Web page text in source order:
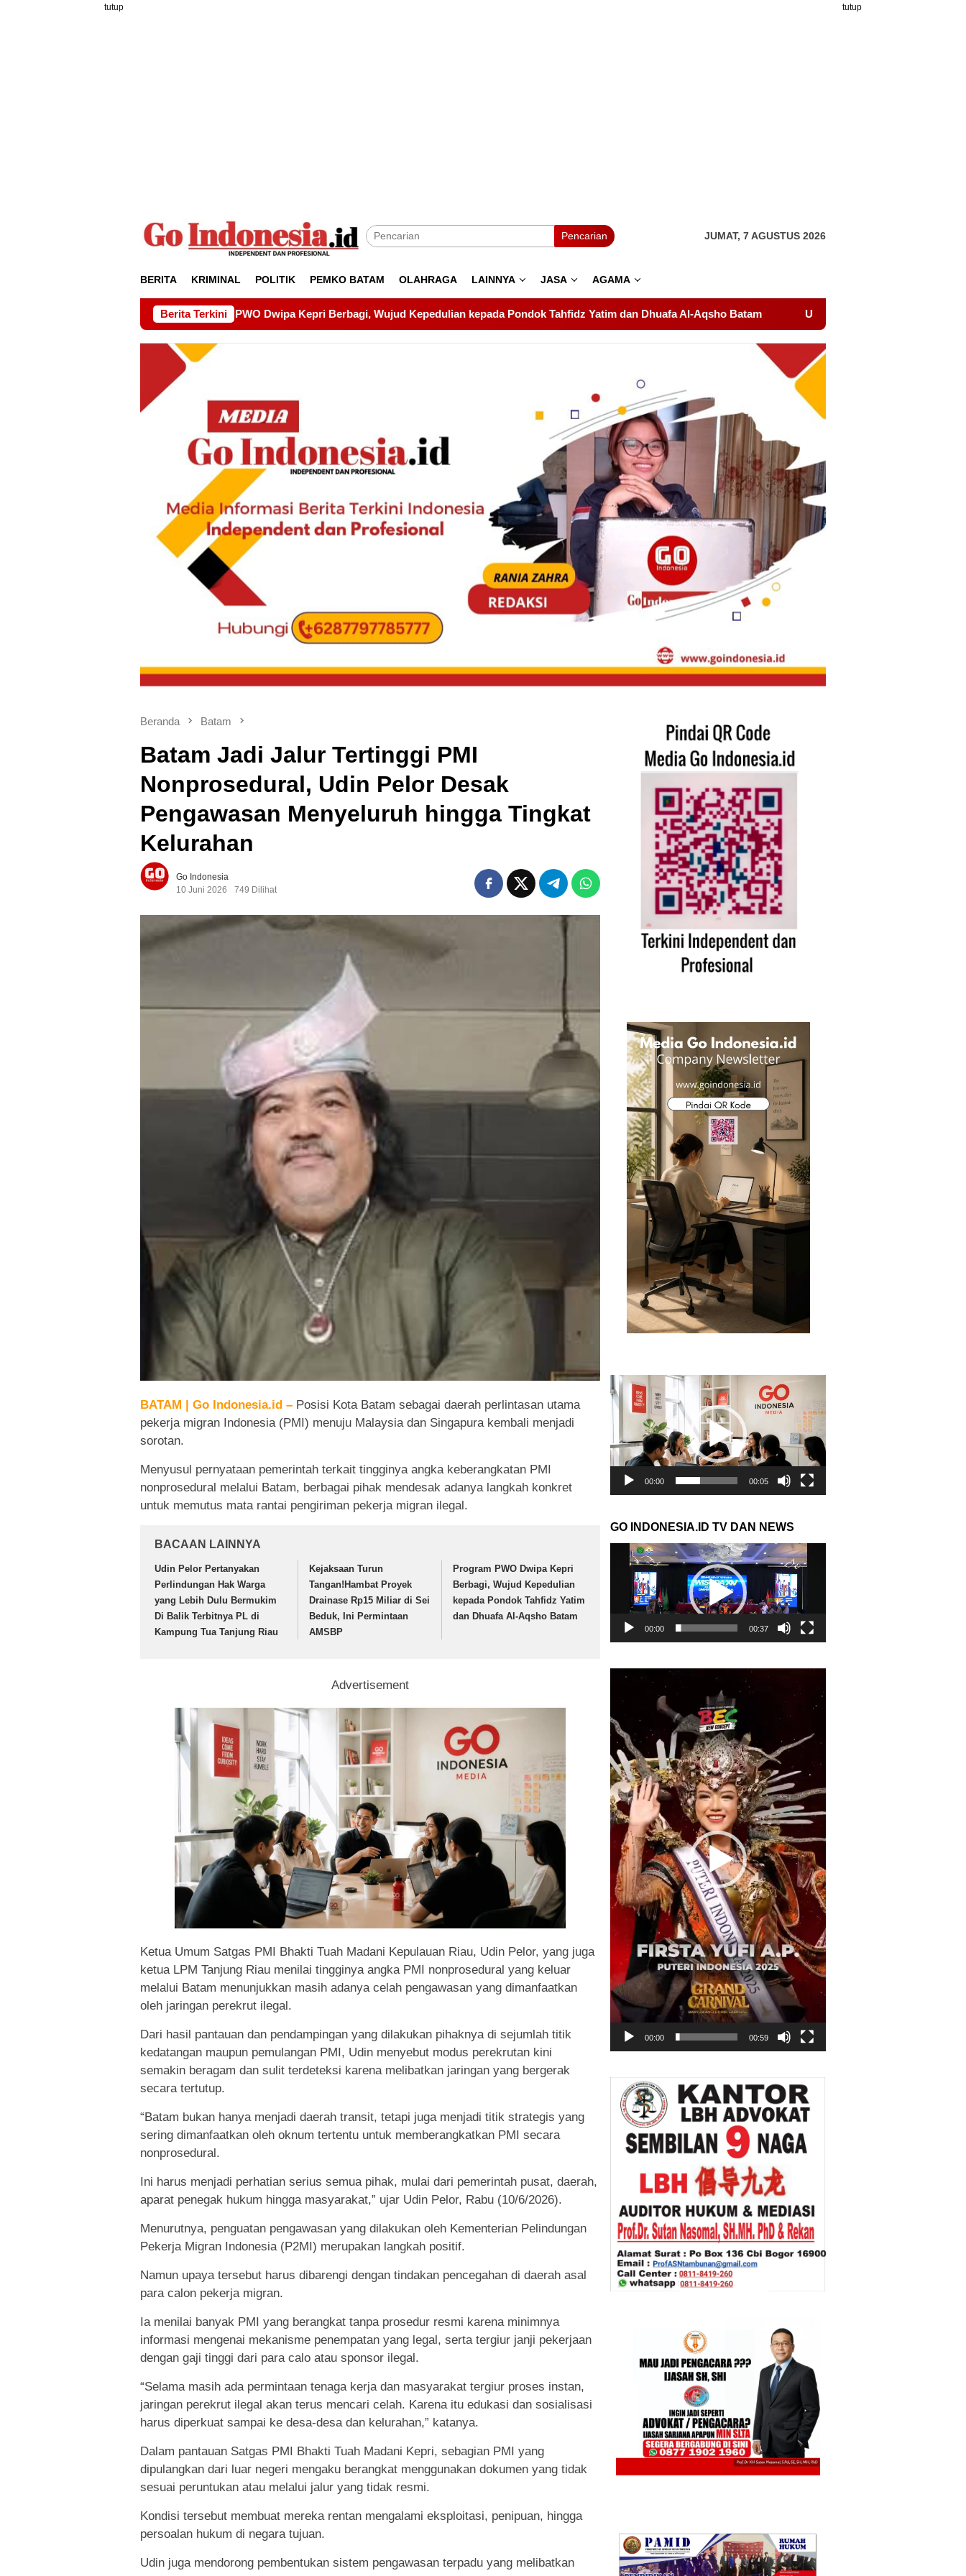
tutup tutup
Pencarian JUMAT, 7 AGUSTUS 2026
BERITA KRIMINAL POLITIK PEMKO BATAM OLAHRAGA LAINNYA JASA AGAMA
Berita Terkini
Program PWO Dwipa Kepri Berbagi, Wujud Kepedulian kepada Pondok Tahfidz Yatim dan Dhuafa Al-Aqsho Batam Udin Pelor Kirim Pesan Keras soal Solidaritas, Pelantikan
Beranda Batam
Batam Jadi Jalur Tertinggi PMI
Nonprosedural, Udin Pelor Desak
Pengawasan Menyeluruh hingga Tingkat
Kelurahan
Go Indonesia
10 Juni 2026
749 Dilihat
BATAM | Go Indonesia.id – Posisi Kota Batam sebagai daerah perlintasan utama
pekerja migran Indonesia (PMI) menuju Malaysia dan Singapura kembali menjadi
sorotan.
Menyusul pernyataan pemerintah terkait tingginya angka keberangkatan PMI
nonprosedural melalui Batam, berbagai pihak mendesak adanya langkah konkret
untuk memutus mata rantai pengiriman pekerja migran ilegal.
BACAAN LAINNYA
Udin Pelor Pertanyakan
Perlindungan Hak Warga
yang Lebih Dulu Bermukim
Di Balik Terbitnya PL di
Kampung Tua Tanjung Riau
Kejaksaan Turun
Tangan!Hambat Proyek
Drainase Rp15 Miliar di Sei
Beduk, Ini Permintaan
AMSBP
Program PWO Dwipa Kepri
Berbagi, Wujud Kepedulian
kepada Pondok Tahfidz Yatim
dan Dhuafa Al-Aqsho Batam
Advertisement
Ketua Umum Satgas PMI Bhakti Tuah Madani Kepulauan Riau, Udin Pelor, yang juga
ketua LPM Tanjung Riau menilai tingginya angka PMI nonprosedural yang keluar
melalui Batam menunjukkan masih adanya celah pengawasan yang dimanfaatkan
oleh jaringan perekrut ilegal.
Dari hasil pantauan dan pendampingan yang dilakukan pihaknya di sejumlah titik
kedatangan maupun pemulangan PMI, Udin menyebut modus perekrutan kini
semakin beragam dan sulit terdeteksi karena melibatkan jaringan yang bergerak
secara tertutup.
“Batam bukan hanya menjadi daerah transit, tetapi juga menjadi titik strategis yang
sering dimanfaatkan oleh oknum tertentu untuk memberangkatkan PMI secara
nonprosedural.
Ini harus menjadi perhatian serius semua pihak, mulai dari pemerintah pusat, daerah,
aparat penegak hukum hingga masyarakat,” ujar Udin Pelor, Rabu (10/6/2026).
Menurutnya, penguatan pengawasan yang dilakukan oleh Kementerian Pelindungan
Pekerja Migran Indonesia (P2MI) merupakan langkah positif.
Namun upaya tersebut harus dibarengi dengan tindakan pencegahan di daerah asal
para calon pekerja migran.
Ia menilai banyak PMI yang berangkat tanpa prosedur resmi karena minimnya
informasi mengenai mekanisme penempatan yang legal, serta tergiur janji pekerjaan
dengan gaji tinggi dari para calo atau sponsor ilegal.
“Selama masih ada permintaan tenaga kerja dan masyarakat tergiur proses instan,
jaringan perekrut ilegal akan terus mencari celah. Karena itu edukasi dan sosialisasi
harus diperkuat sampai ke desa-desa dan kelurahan,” katanya.
Dalam pantauan Satgas PMI Bhakti Tuah Madani Kepri, sebagian PMI yang
dipulangkan dari luar negeri mengaku berangkat menggunakan dokumen yang tidak
sesuai peruntukan atau melalui jalur yang tidak resmi.
Kondisi tersebut membuat mereka rentan mengalami eksploitasi, penipuan, hingga
persoalan hukum di negara tujuan.
Udin juga mendorong pembentukan sistem pengawasan terpadu yang melibatkan
Pemutar
Video
00:00 00:05
GO INDONESIA.ID TV DAN NEWS
Pemutar
Video
00:00 00:37
Pemutar
00:00 00:59